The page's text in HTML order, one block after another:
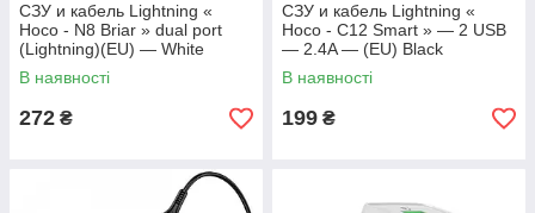
СЗУ и кабель Lightning «
Hoco - N8 Briar » dual port
(Lightning)(EU) — White
В наявності
272 ₴
СЗУ и кабель Lightning «
Hoco - C12 Smart » — 2 USB
— 2.4A — (EU) Black
В наявності
199 ₴